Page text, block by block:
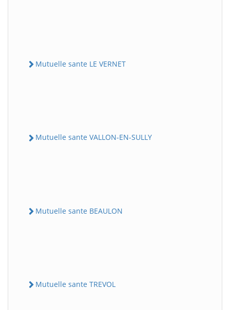
Mutuelle sante LE VERNET
Mutuelle sante VALLON-EN-SULLY
Mutuelle sante BEAULON
Mutuelle sante TREVOL